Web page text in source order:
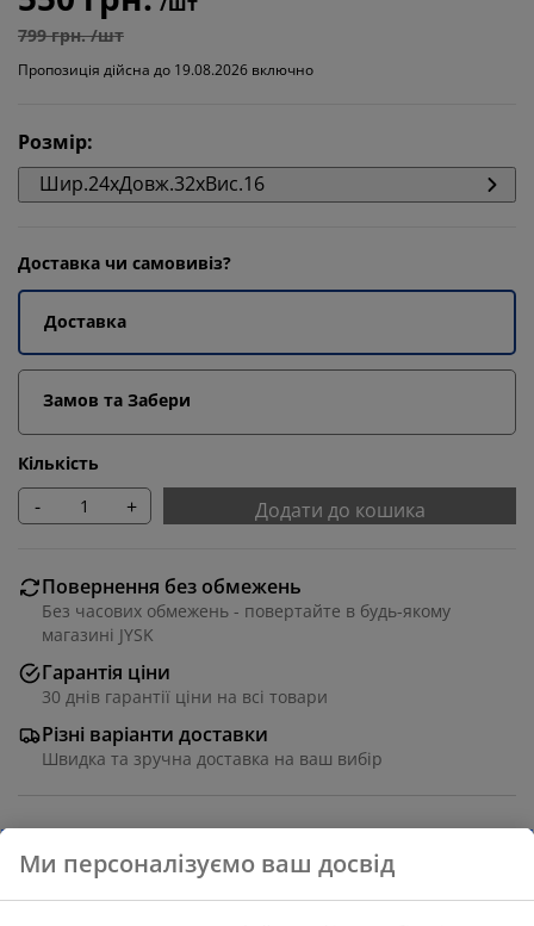
799 грн. /шт
Пропозиція дійсна до 19.08.2026 включно
Розмір:
Шир.24xДовж.32xВис.16
Доставка чи самовивіз?
Доставка
Замов та Забери
Кількість
- + Додати до кошика
Повернення без обмежень
Без часових обмежень - повертайте в будь-якому
магазині JYSK
Гарантія ціни
30 днів гарантії ціни на всі товари
Різні варіанти доставки
Швидка та зручна доставка на ваш вибір
Кошик із плетеним дизайном із декоративним